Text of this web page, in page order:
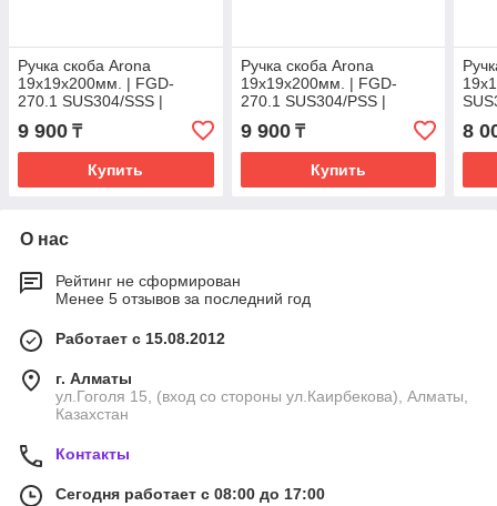
Ручка скоба Arona
19х19х200мм. | FGD-
270.1 SUS304/SSS |
Матовая
9 900 ₸
Купить
Ручка скоба Arona
19х19х200мм. | FGD-
270.1 SUS304/PSS |
Полированный
9 900₸
Купить
8
О нас
Рейтинг не сформирован
Менее 5 отзывов за последний год
Работает с 15.08.2012
г. Алматы
ул.Гоголя 15, (вход со стороны ул.Каирбекова), Алматы,
Казахстан
Контакты
Сегодня работает с 08:00 до 17:00